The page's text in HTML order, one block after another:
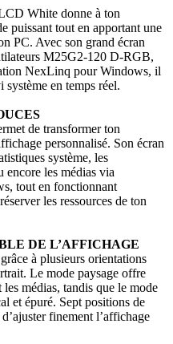
White donne à ton
puissant tout en apportant une
PC. Avec son grand écran
M25G2-120 D-RGB,
NexLinq pour Windows, il
en temps réel.
de transformer ton
personnalisé. Son écran
système, les
encore les médias via
tout en fonctionnant
les ressources de ton
DE L’AFFICHAGE
à plusieurs orientations
Le mode paysage offre
médias, tandis que le mode
et épuré. Sept positions de
finement l’affichage